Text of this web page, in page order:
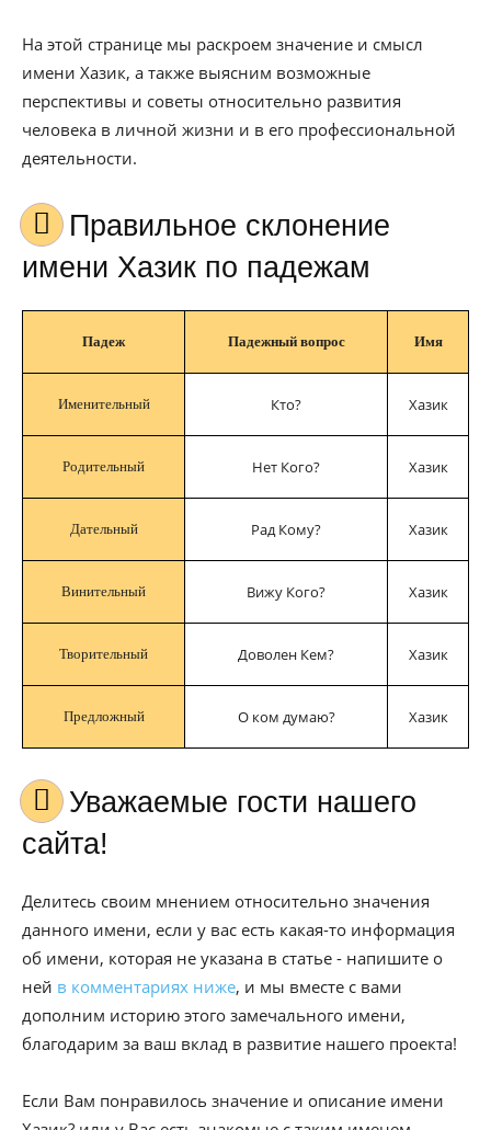
На этой странице мы раскроем значение и смысл
имени Хазик, а также выясним возможные
перспективы и советы относительно развития
человека в личной жизни и в его профессиональной
деятельности.
Правильное склонение
имени Хазик по падежам
Падеж Падежный вопрос Имя
Именительный Кто? Хазик
Родительный Нет Кого? Хазик
Дательный Рад Кому? Хазик
Винительный Вижу Кого? Хазик
Творительный Доволен Кем? Хазик
Предложный О ком думаю? Хазик
Уважаемые гости нашего
сайта!
Делитесь своим мнением относительно значения
данного имени, если у вас есть какая-то информация
об имени, которая не указана в статье - напишите о
ней в комментариях ниже, и мы вместе с вами
дополним историю этого замечального имени,
благодарим за ваш вклад в развитие нашего проекта!
Если Вам понравилось значение и описание имени